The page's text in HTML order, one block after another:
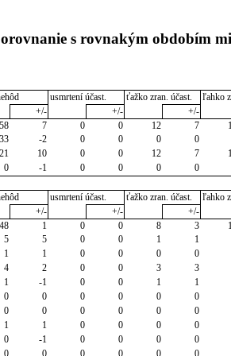
s rovnakým obdobím
usmrtení účast. ťažko zran. účast. ľahko
+/-
+/- +/-
58 7 0 0 12 7
33 -2 0 0 0 0
21 10 0 0 12 7
0 -1 0 0 0 0
usmrtení účast. ťažko zran. účast. ľahko
+/-
+/- +/-
48 1 0 0 8 3
5 5 0 0 1 1
1 1 0 0 0 0
4 2 0 0 3 3
1 -1 0 0 1 1
0 0 0 0 0 0
0 0 0 0 0 0
1 1 0 0 0 0
0 -1 0 0 0 0